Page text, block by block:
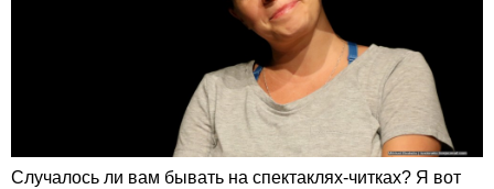
Случалось ли вам бывать на спектаклях-читках? Я вот